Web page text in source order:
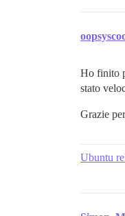
Ho finito
stato
Grazie
Ubuntu